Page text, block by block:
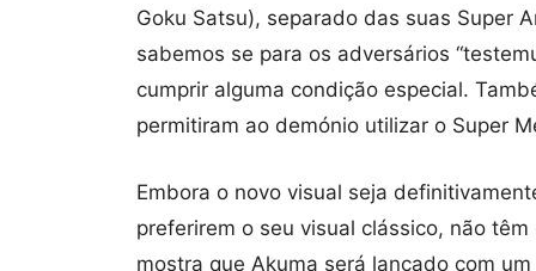
Goku Satsu), separado das suas Super
sabemos se para os adversários
cumprir alguma condição especial.
permitiram ao demónio utilizar o Super
Embora o novo visual seja
preferirem o seu visual clássico, não
mostra que Akuma será lançado com